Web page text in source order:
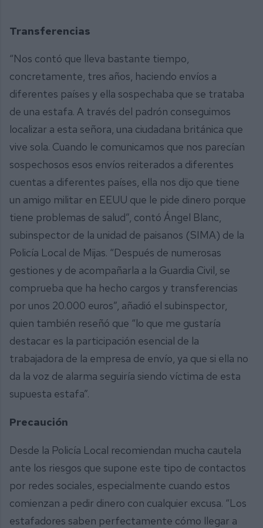
Transferencias
“Nos contó que lleva bastante tiempo,
concretamente, tres años, haciendo envíos a
diferentes países y ella sospechaba que se trataba
de una estafa. A través del padrón conseguimos
localizar a esta señora, una ciudadana británica que
vive sola. Cuando le comunicamos que nos parecían
sospechosos esos envíos reiterados a diferentes
cuentas a diferentes países, ella nos dijo que tiene
un amigo militar en EEUU que le pide dinero porque
tiene problemas de salud”, contó Ángel Blanc,
subinspector de la unidad de paisanos (SIMA) de la
Policía Local de Mijas. “Después de numerosas
gestiones y de acompañarla a la Guardia Civil, se
comprueba que ha hecho cargos y transferencias
por unos 20.000 euros”, añadió el subinspector,
quien también reseñó que “lo que me gustaría
destacar es la participación esencial de la
trabajadora de la empresa de envío, ya que si ella no
da la voz de alarma seguiría siendo víctima de esta
supuesta estafa”.
Precaución
Desde la Policía Local recomiendan mucha cautela
ante los riesgos que supone este tipo de contactos
por redes sociales, especialmente cuando estos
comienzan a pedir dinero con cualquier excusa. “Los
estafadores saben perfectamente cómo llegar a